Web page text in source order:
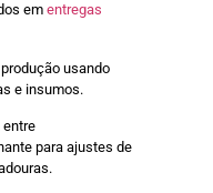
em entregas
usando
e insumos.
entre
para ajustes de